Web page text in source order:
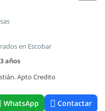
en Escobar
3 años
Apto Credito
WhatsApp Contactar